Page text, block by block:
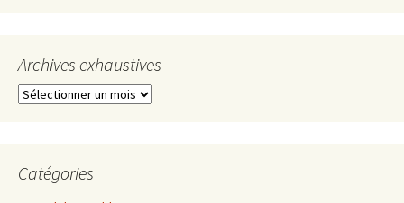
Archives exhaustives
Archives
Catégories